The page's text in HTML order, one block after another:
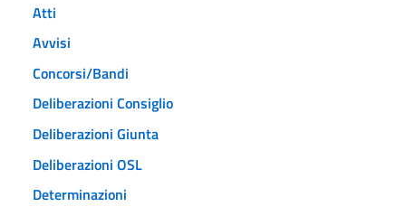
Atti
Avvisi
Concorsi/Bandi
Deliberazioni Consiglio
Deliberazioni Giunta
Deliberazioni OSL
Determinazioni